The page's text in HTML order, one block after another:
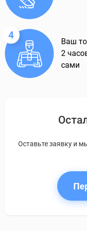
4
Ваш
2
сами
Оставьте заявку и